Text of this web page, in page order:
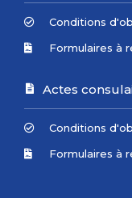
Conditions
Formulaires à
Actes
Conditions
Formulaires à